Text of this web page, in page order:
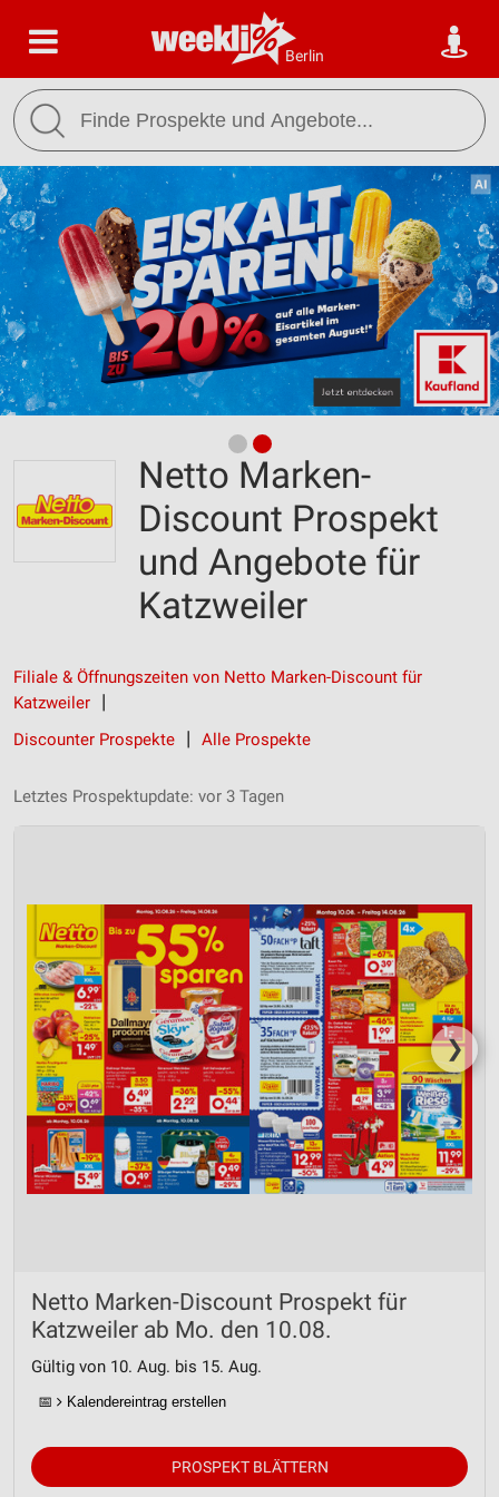
Berlin
Netto Marken-
Discount Prospekt
und Angebote für
Katzweiler
Filiale & Öffnungszeiten von Netto Marken-Discount für
Katzweiler
Discounter Prospekte
Alle Prospekte
Letztes Prospektupdate: vor 3 Tagen
❯
Netto Marken-Discount Prospekt für
Katzweiler ab Mo. den 10.08.
Gültig von 10. Aug. bis 15. Aug.
📅 Kalendereintrag erstellen
PROSPEKT BLÄTTERN